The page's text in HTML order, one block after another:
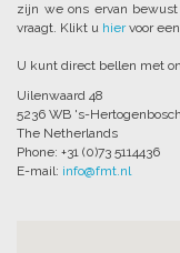
zijn we ons ervan
vraagt. Klikt u hiervoor
U kunt direct bellen met
Uilenwaard 48
5236 WB 's-Hertogenbosch
The Netherlands
Phone: +31 (0)73 5114436
E-mail: info@fmt.nl